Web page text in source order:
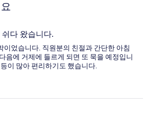
다 왔습니다.
이었습니다. 직원분의 친절과 간단한 아침
음에 거제에 들르게 되면 또 묵을 예정입니
이 많아 편리하기도 했습니다.